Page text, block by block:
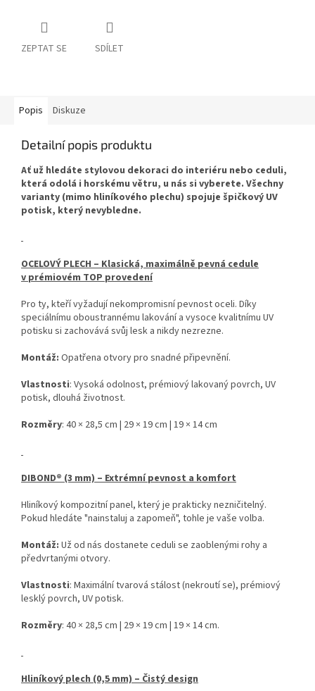
ZEPTAT SE SDÍLET
Popis Diskuze
Detailní popis produktu
Ať už hledáte stylovou dekoraci do interiéru nebo ceduli,
která odolá i horskému větru, u nás si vyberete. Všechny
varianty (mimo hliníkového plechu) spojuje špičkový UV
potisk, který nevybledne.
OCELOVÝ PLECH – Klasická, maximálně pevná cedule
v prémiovém TOP provedení
Pro ty, kteří vyžadují nekompromisní pevnost oceli. Díky
speciálnímu oboustrannému lakování a vysoce kvalitnímu UV
potisku si zachovává svůj lesk a nikdy nezrezne.
Montáž: Opatřena otvory pro snadné připevnění.
Vlastnosti: Vysoká odolnost, prémiový lakovaný povrch, UV
potisk, dlouhá životnost.
Rozměry: 40 × 28,5 cm | 29 × 19 cm | 19 × 14 cm
DIBOND® (3 mm) – Extrémní pevnost a komfort
Hliníkový kompozitní panel, který je prakticky nezničitelný.
Pokud hledáte "nainstaluj a zapomeň", tohle je vaše volba.
Montáž: Už od nás dostanete ceduli se zaoblenými rohy a
předvrtanými otvory.
Vlastnosti: Maximální tvarová stálost (nekroutí se), prémiový
lesklý povrch, UV potisk.
Rozměry: 40 × 28,5 cm | 29 × 19 cm | 19 × 14 cm.
Hliníkový plech (0,5 mm) – Čistý design